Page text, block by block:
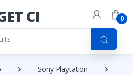
CI 0
Sony Playtation